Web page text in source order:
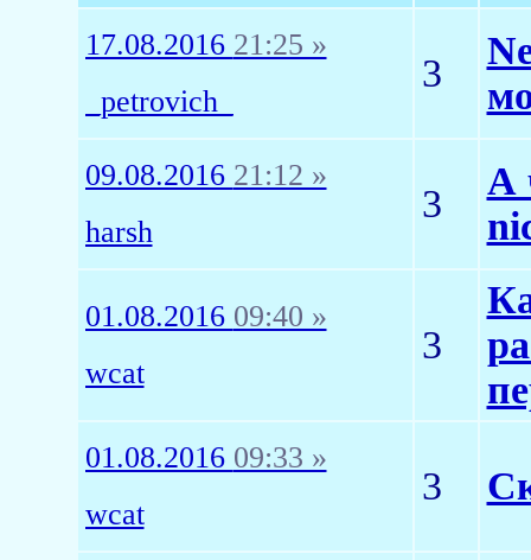
17.08.2016 21:25 »
_petrovich_
3
09.08.2016 21:12 »
harsh
3
А
01.08.2016 09:40 »
wcat
3
01.08.2016 09:33 »
wcat
3